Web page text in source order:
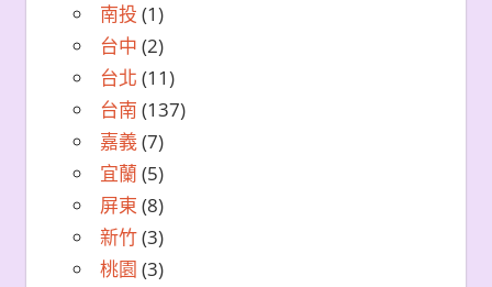
南投 (1)
台中 (2)
台北 (11)
台南 (137)
嘉義(7)
宜蘭 (5)
屏東 (8)
新竹(3)
桃園 (3)